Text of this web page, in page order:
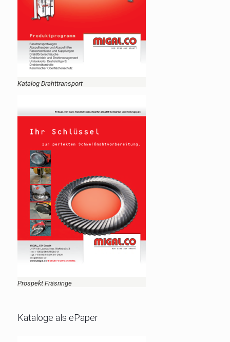
Katalog Drahttransport
Prospekt Fräsringe
Kataloge als ePaper